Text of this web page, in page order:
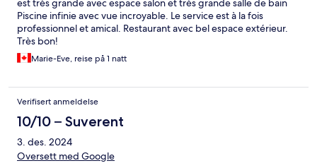
est très grande avec espace salon et très grande salle de bain
Piscine infinie avec vue incroyable. Le service est à la fois
professionnel et amical. Restaurant avec bel espace extérieur.
Très bon!
Marie-Eve, reise på 1 natt
Verifisert anmeldelse
10/10 – Suverent
3. des. 2024
Oversett med Google